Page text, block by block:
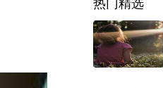
热门精选